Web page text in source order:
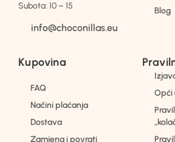
Subota: 10 – 15
info@choconillas.eu
Blog
Kupovina
FAQ
Načini plaćanja
Dostava
Zamjena i povrati
Opći